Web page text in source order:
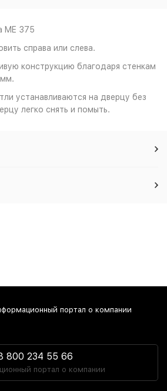
ME 375
справа или слева.
конструкцию благодаря стенкам
устанавливаются на дверцу без
легко снять и помыть.
портал о компании
800 234 55 66
портал о компании